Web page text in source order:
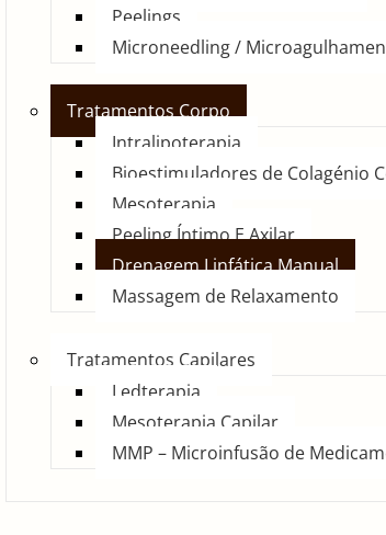
Peelings
Microneedling /
Tratamentos Corpo
Intralipoterapia
Bioestimuladores de Colagénio
Mesoterapia
Peeling Íntimo E Axilar
Drenagem Linfática Manual
Massagem de Relaxamento
Tratamentos Capilares
Ledterapia
Mesoterapia Capilar
MMP – Microinfusão de